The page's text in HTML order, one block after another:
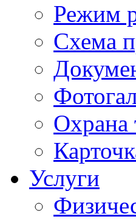
Режим
Схема
Охрана
Услуги